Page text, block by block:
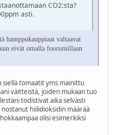
CO2:sta?
asti.
hamppukauppiaat valtaavat
eivät omalla foorumillaan
siellä tomaatit yms mainittu
väitteistä, joiden mukaan tuo
todistivat aika selvästi
hiilidioksidin määrää
olisi esimerkiksi